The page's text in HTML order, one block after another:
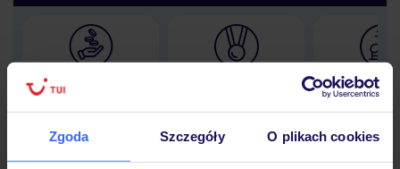
Zgoda Szczegóły O plikach cookies
Lider niskich cen 30 lat w